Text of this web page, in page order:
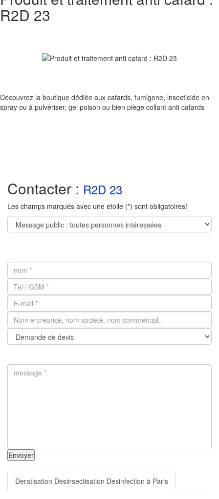
R2D 23
Découvrez la boutique dédiée aux cafards, fumigene, insecticide en
spray ou à pulvériser, gel poison ou bien piège collant anti cafards
Contacter : R2D 23
Les champs marqués avec une étoile (*) sont obligatoires!
Envoyer
Deratisation Desinsectisation Desinfection à Paris